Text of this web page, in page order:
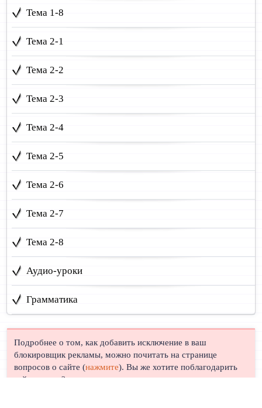
Тема 1-8
Тема 2-1
Тема 2-2
Тема 2-3
Тема 2-4
Тема 2-5
Тема 2-6
Тема 2-7
Тема 2-8
Аудио-уроки
Грамматика
Подробнее о том, как добавить исключение в ваш
блокировщик рекламы, можно почитать на странице
вопросов о сайте (нажмите). Вы же хотите поблагодарить
сайт, правда?